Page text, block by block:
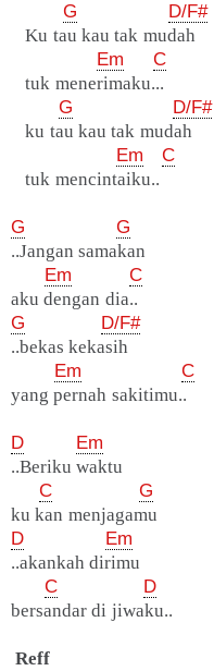
G
D/F#
Ku tau kau tak mudah
Em
C
tuk menerimaku...
G
D/F#
ku tau kau tak mudah
Em
C
tuk mencintaiku..
G
G
..Jangan samakan
Em
C
aku dengan dia..
G
D/F#
..bekas kekasih
Em
C
yang pernah sakitimu..
D
Em
..Beriku waktu
C
G
ku kan menjagamu
D
Em
..akankah dirimu
C
D
bersandar di jiwaku..
Reff